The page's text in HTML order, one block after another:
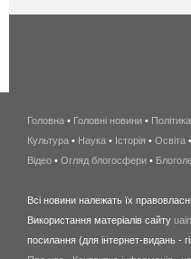
Головна • Головні новини • Політика
Культура • Наука • Історія • Освіта •
Відео • Огляд блогосфери •
Всі новини належать їх
Використання матеріалів сайту
посилання (для інтернет-видань -